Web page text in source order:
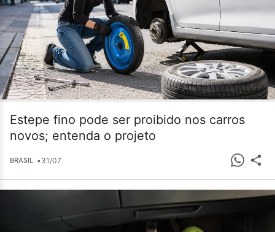
Estepe fino pode ser proibido nos carros
novos; entenda o projeto
BRASIL •31/07